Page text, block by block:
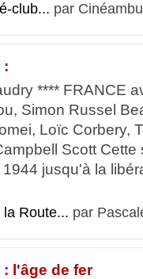
club... par
:
**** FRANCE
Simon Russel
Loïc Corbery,
Scott
jusqu'à la
la Route... par
: l'âge de fer